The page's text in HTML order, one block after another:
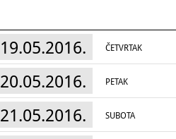
19.05.2016. ČETVRTAK
20.05.2016. PETAK
21.05.2016. SUBOTA